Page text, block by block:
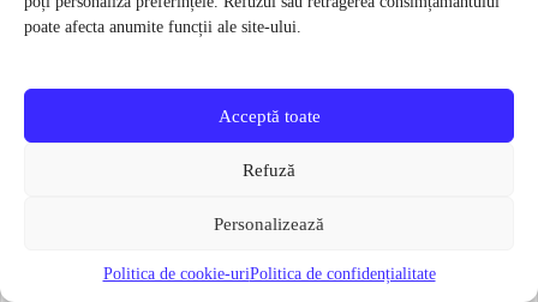
poate afecta anumite funcții ale site-ului.
Acceptă toate
Refuză
Personalizează
Politica de cookie-uriPolitica de confidențialitate
Butuc pedalier Shimano SM-BB71-41B PRESS FIT 86.5MM